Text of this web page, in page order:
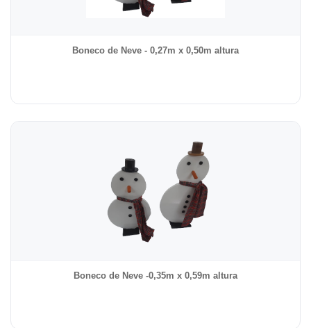
Boneco de Neve - 0,27m x 0,50m altura
Boneco de Neve -0,35m x 0,59m altura